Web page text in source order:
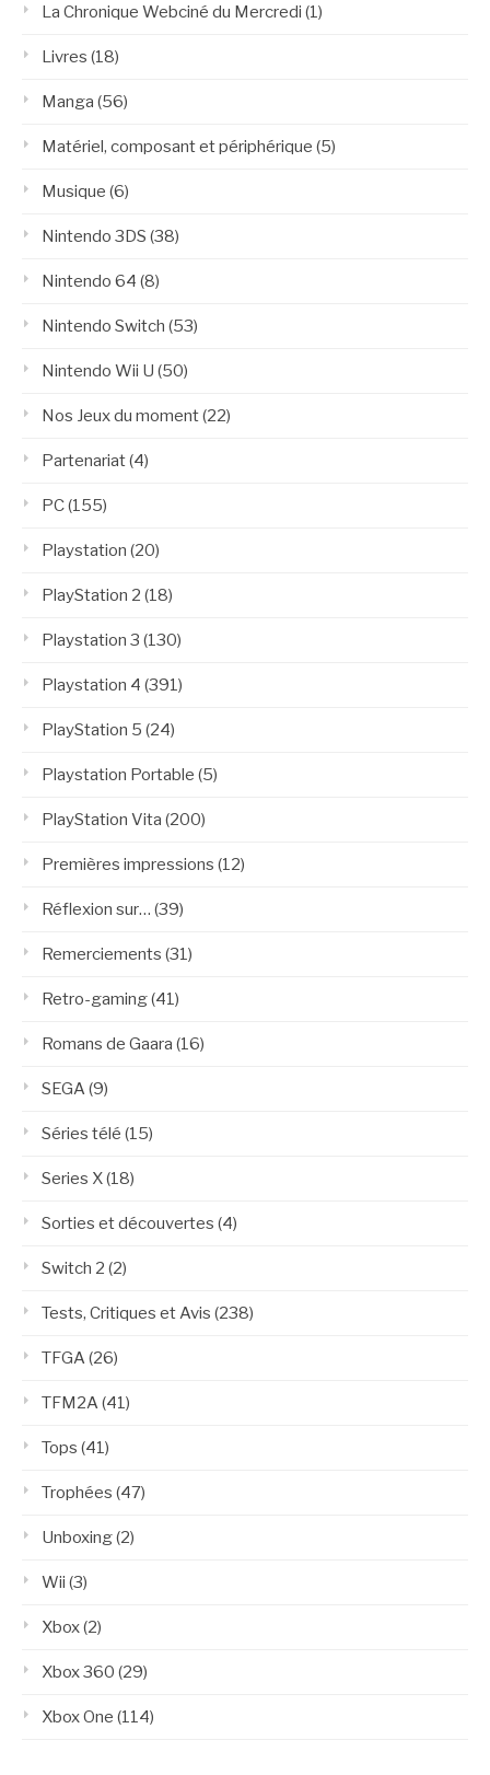
La Chronique Webciné du Mercredi (1)
Livres (18)
Manga (56)
Matériel, composant et périphérique (5)
Musique (6)
Nintendo 3DS (38)
Nintendo 64 (8)
Nintendo Switch (53)
Nintendo Wii U (50)
Nos Jeux du moment(22)
Partenariat(4)
PC(155)
Playstation (20)
PlayStation 2 (18)
Playstation 3 (130)
Playstation 4 (391)
PlayStation 5 (24)
Playstation Portable (5)
PlayStation Vita (200)
Premières impressions (12)
Réflexion sur… (39)
Remerciements (31)
Retro-gaming(41)
Romans de Gaara (16)
SEGA(9)
Séries télé (15)
Series X(18)
Sorties et découvertes (4)
Switch 2 (2)
Tests, Critiques et Avis (238)
TFGA(26)
TFM2A(41)
Tops (41)
Trophées (47)
Unboxing(2)
Wii (3)
Xbox(2)
Xbox 360 (29)
Xbox One (114)